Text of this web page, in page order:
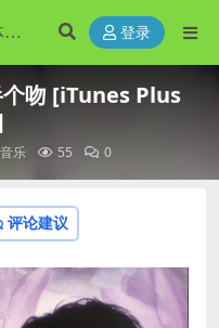
登录
吻 [iTunes Plus
乐 55 0
评论建议